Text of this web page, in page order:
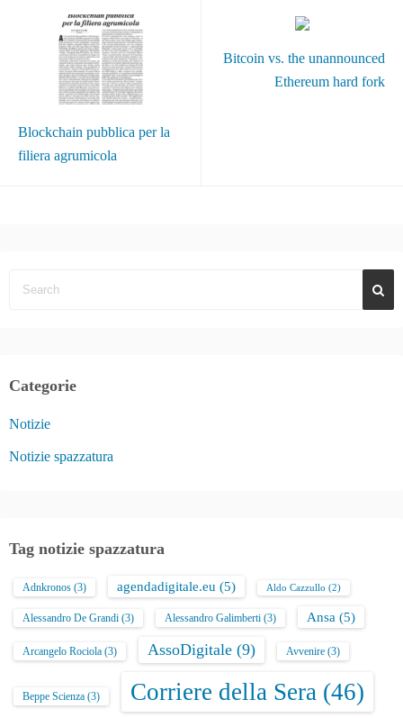
Blockchain pubblica per la
filiera agrumicola
Bitcoin vs. the unannounced
Ethereum hard fork
Categorie
Notizie
Notizie spazzatura
Tag notizie spazzatura
Adnkronos (3) agendadigitale.eu (5) Aldo Cazzullo (2)
Alessandro De Grandi (3) Alessandro Galimberti (3) Ansa (5)
Arcangelo Rociola (3) AssoDigitale (9) Avvenire (3)
Beppe Scienza (3) Corriere della Sera (46)